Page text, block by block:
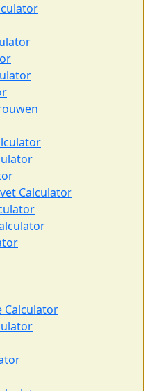
Calculator
Calculator